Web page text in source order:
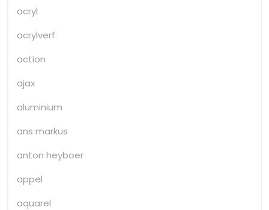
acryl
acrylverf
action
ajax
aluminium
ans markus
anton heyboer
appel
aquarel